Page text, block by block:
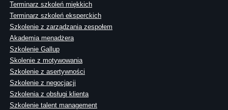
Terminarz szkoleń miękkich
Terminarz szkoleń eksperckich
Szkolenie z zarządzania zespołem
Akademia menadżera
Szkolenie Gallup
Skolenie z motywowania
Szkolenie z asertywności
Szkolenie z negocjacji
Szkolenia z obsługi klienta
Szkolenie talent management